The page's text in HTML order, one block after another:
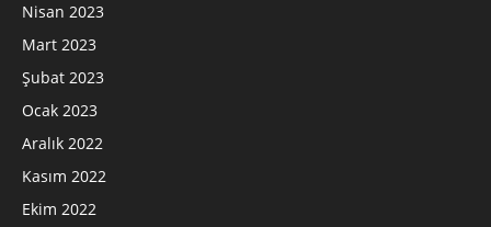
Nisan 2023
Mart 2023
Şubat 2023
Ocak 2023
Aralık 2022
Kasım 2022
Ekim 2022